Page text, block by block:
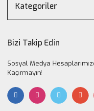
Kategoriler
Bizi Takip Edin
Sosyal Medya
Kaçırmayın!